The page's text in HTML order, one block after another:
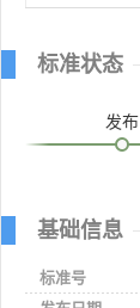
标准状态
发布
基础信息
标准号